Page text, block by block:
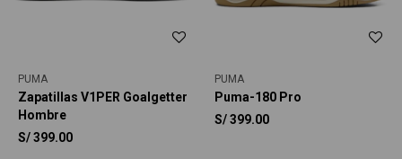
PUMA
Zapatillas V1PER Goalgetter
Hombre
S/399.00
PUMA
Puma-180 Pro
S/399.00